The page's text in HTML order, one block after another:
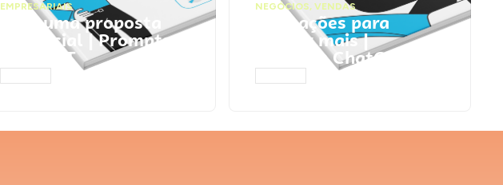
EMPRESARIAIS
Faça uma proposta
comercial | Prompts
ChatGPT
NEGÓCIOS, VENDAS
Faça ações para
vender mais |
Prompts ChatGPT